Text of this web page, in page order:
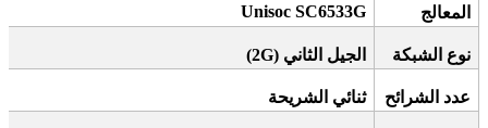
المعالج Unisoc SC6533G
نوع الشبكة الجيل الثاني (2G)
عدد الشرائح ثنائي الشريحة